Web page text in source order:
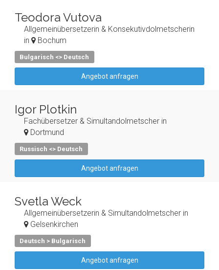
Teodora Vutova
Allgemeinübersetzerin & Konsekutivdolmetscherin
in
Bochum
Bulgarisch <> Deutsch
Angebot anfragen
Igor Plotkin
Fachübersetzer & Simultandolmetscher in
Dortmund
Russisch <> Deutsch
Angebot anfragen
Svetla Weck
Allgemeinübersetzerin & Simultandolmetscher in
Gelsenkirchen
Deutsch > Bulgarisch
Angebot anfragen